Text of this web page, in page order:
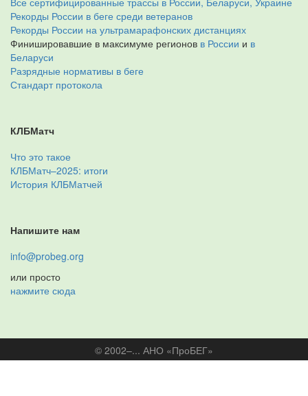
Рекорды России в беге среди ветеранов
Рекорды России на ультрамарафонских дистанциях
Финишировавшие в максимуме регионов в России и в
Беларуси
Разрядные нормативы в беге
Стандарт протокола
КЛБМатч
Что это такое
КЛБМатч–2025: итоги
История КЛБМатчей
Напишите нам
info@probeg.org
или просто
нажмите сюда
© 2002–... АНО «ПроБЕГ»